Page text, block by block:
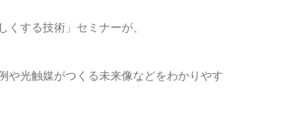
する技術」セミナーが、
や光触媒がつくる未来像などをわかりやす